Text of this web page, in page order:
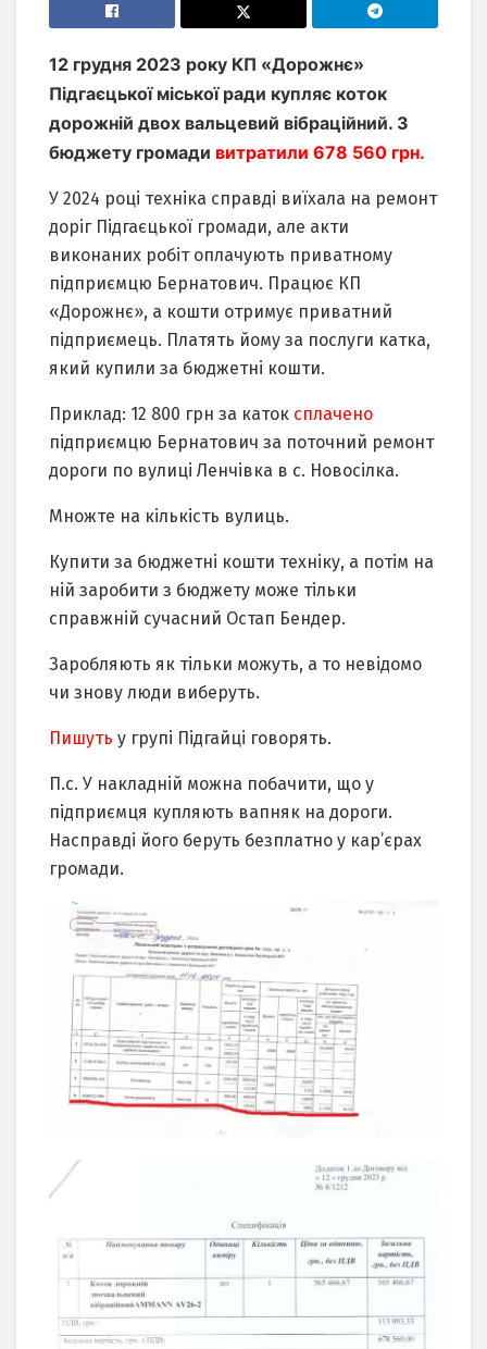
12 грудня 2023 року КП «Дорожнє»
Підгаєцької міської ради купляє коток
дорожній двох вальцевий вібраційний. З
бюджету громади витратили 678 560 грн.
У 2024 році техніка справді виїхала на ремонт
доріг Підгаєцької громади, але акти
виконаних робіт оплачують приватному
підприємцю Бернатович. Працює КП
«Дорожнє», а кошти отримує приватний
підприємець. Платять йому за послуги катка,
який купили за бюджетні кошти.
Приклад: 12 800 грн за каток сплачено
підприємцю Бернатович за поточний ремонт
дороги по вулиці Ленчівка в с. Новосілка.
Множте на кількість вулиць.
Купити за бюджетні кошти техніку, а потім на
ній заробити з бюджету може тільки
справжній сучасний Остап Бендер.
Заробляють як тільки можуть, а то невідомо
чи знову люди виберуть.
Пишуть у групі Підгайці говорять.
П.с. У накладній можна побачити, що у
підприємця купляють вапняк на дороги.
Насправді його беруть безплатно у кар’єрах
громади.